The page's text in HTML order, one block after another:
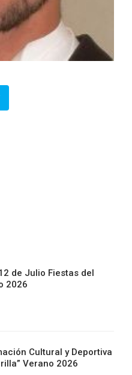
de Julio Fiestas del
2026
Cultural y Deportiva
Verano 2026